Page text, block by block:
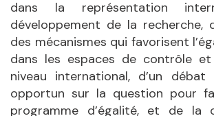
dans la représentation
développement de la recherche,
des mécanismes qui favorisent
dans les espaces de contrôle
niveau international, d’un
opportun sur la question pour
programme d’égalité, et de la